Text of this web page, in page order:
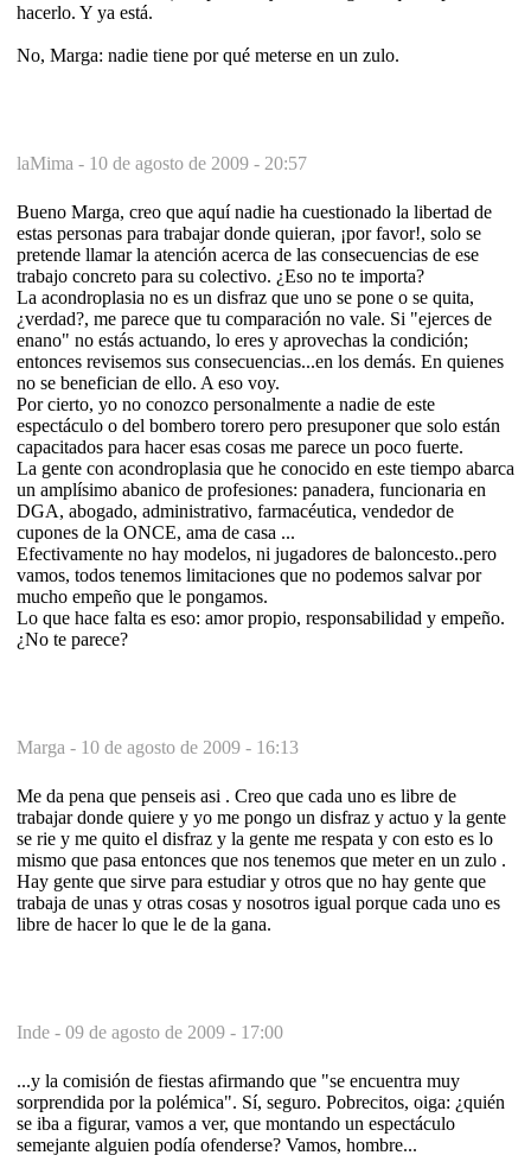
hacerlo. Y ya está.
No, Marga: nadie tiene por qué meterse en un zulo.
laMima - 10 de agosto de 2009 - 20:57
Bueno Marga, creo que aquí nadie ha cuestionado la libertad de
estas personas para trabajar donde quieran, ¡por favor!, solo se
pretende llamar la atención acerca de las consecuencias de ese
trabajo concreto para su colectivo. ¿Eso no te importa?
La acondroplasia no es un disfraz que uno se pone o se quita,
¿verdad?, me parece que tu comparación no vale. Si "ejerces de
enano" no estás actuando, lo eres y aprovechas la condición;
entonces revisemos sus consecuencias...en los demás. En quienes
no se benefician de ello. A eso voy.
Por cierto, yo no conozco personalmente a nadie de este
espectáculo o del bombero torero pero presuponer que solo están
capacitados para hacer esas cosas me parece un poco fuerte.
La gente con acondroplasia que he conocido en este tiempo abarca
un amplísimo abanico de profesiones: panadera, funcionaria en
DGA, abogado, administrativo, farmacéutica, vendedor de
cupones de la ONCE, ama de casa ...
Efectivamente no hay modelos, ni jugadores de baloncesto..pero
vamos, todos tenemos limitaciones que no podemos salvar por
mucho empeño que le pongamos.
Lo que hace falta es eso: amor propio, responsabilidad y empeño.
¿No te parece?
Marga - 10 de agosto de 2009 - 16:13
Me da pena que penseis asi . Creo que cada uno es libre de
trabajar donde quiere y yo me pongo un disfraz y actuo y la gente
se rie y me quito el disfraz y la gente me respata y con esto es lo
mismo que pasa entonces que nos tenemos que meter en un zulo .
Hay gente que sirve para estudiar y otros que no hay gente que
trabaja de unas y otras cosas y nosotros igual porque cada uno es
libre de hacer lo que le de la gana.
Inde - 09 de agosto de 2009 - 17:00
...y la comisión de fiestas afirmando que "se encuentra muy
sorprendida por la polémica". Sí, seguro. Pobrecitos, oiga: ¿quién
se iba a figurar, vamos a ver, que montando un espectáculo
semejante alguien podía ofenderse? Vamos, hombre...